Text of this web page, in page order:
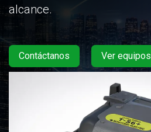
alcance.
Contáctanos Ver equipos